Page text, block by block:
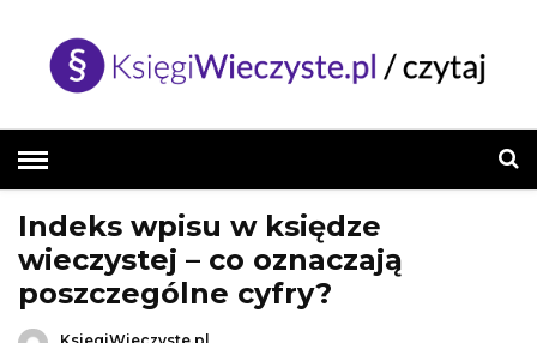
HOME»BAZA WIEDZY
Indeks wpisu w księdze
wieczystej – co oznaczają
poszczególne cyfry?